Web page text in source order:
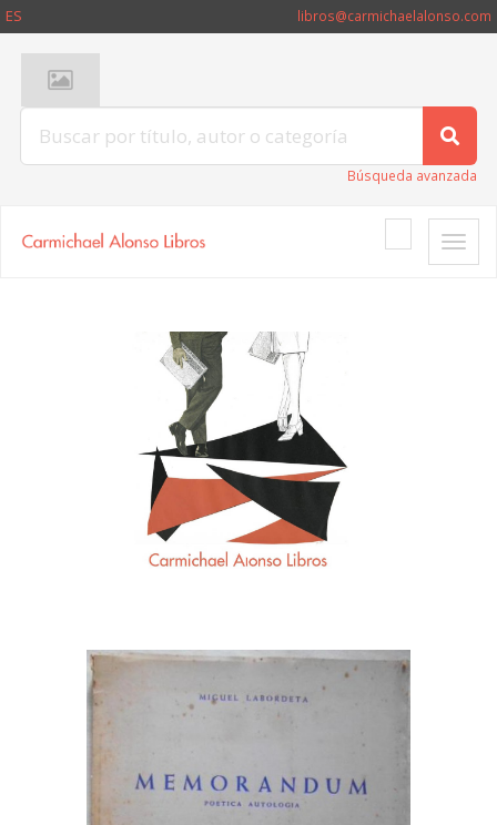
ES libros@carmichaelalonso.com
Búsqueda avanzada
Toggle